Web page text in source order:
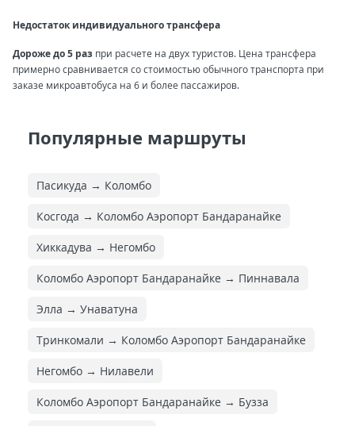
Недостаток индивидуального трансфера
Дороже до 5 раз при расчете на двух туристов. Цена трансфера
примерно сравнивается со стоимостью обычного транспорта при
заказе микроавтобуса на 6 и более пассажиров.
Популярные маршруты
Пасикуда → Коломбо
Косгода → Коломбо Аэропорт Бандаранайке
Хиккадува → Негомбо
Коломбо Аэропорт Бандаранайке → Пиннавала
Элла → Унаватуна
Тринкомали → Коломбо Аэропорт Бандаранайке
Негомбо → Нилавели
Коломбо Аэропорт Бандаранайке → Бузза